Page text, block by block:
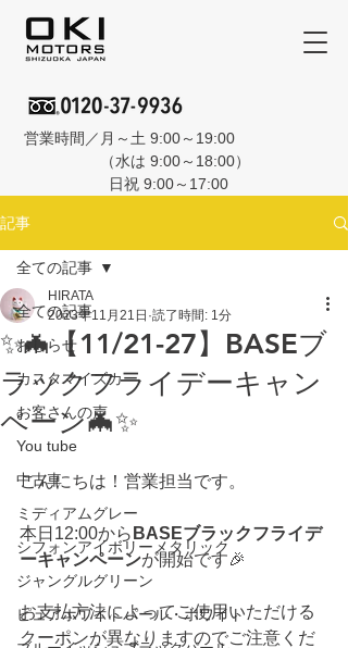
営業時間／月～土 9:00～19:00
（水は 9:00～18:00）
日祝 9:00～17:00
記事
全ての記事
おしらせ
カスタマイズカー
お客さんの声
You tube
中古車
ミディアムグレー
シフォンアイボリーメタリック
ジャングルグリーン
ピュアホワイトパール・ホワイト
全ての記事
✨🦇【11/21-27】BASEブ
ラックフライデーキャン
ペーン🦇✨
HIRATA
2023年11月21日 読了時間: 1分
こんにちは！営業担当です。
本日12:00から BASEブラックフライデ
ーキャンペーンが開始です🎉
お支払方法によってご使用いただける
クーポンが異なりますのでご注意くだ